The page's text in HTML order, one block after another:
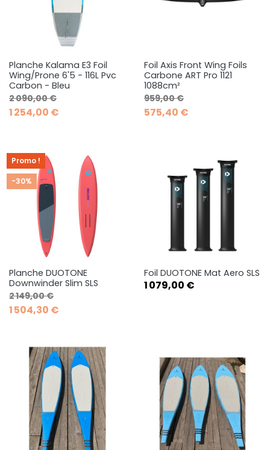
Planche Kalama E3 Foil
Wing/Prone 6'5 - 116L Pvc
Carbon - Bleu
Prix de base
2 090,00 €Prix
1 254,00 €
Foil Axis Front Wing Foils
Carbone ART Pro 1121
1088cm²
Prix de base
959,00 €Prix
575,40 €
Planche DUOTONE
Downwinder Slim SLS
Prix de base
2 149,00 €Prix
1 504,30 €
Promo !
-30%
Foil DUOTONE Mat Aero SLS
Prix
1 079,00 €